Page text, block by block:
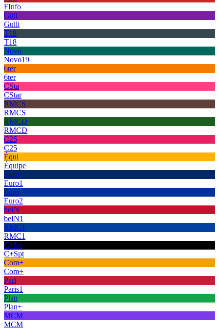
FInfo
Gull
Gulli
T18
T18
Novo
Novo19
6ter
6ter
CSta
CStar
RMCS
RMCS
RMCD
RMCD
C25
C25
Équi
Équipe
Euro
Euro1
Euro
Euro2
beIN
beIN1
RMC1
RMC1
C+Sp
C+Spt
Com+
Com+
Pari
Paris1
Plan
Plan+
MCM
MCM